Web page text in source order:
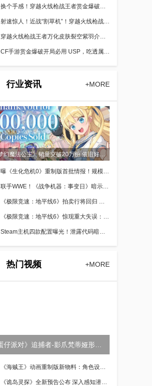
换个手感！穿越火线枪战王者赏金爆破万化设置小知识
射速惊人！近战“割草机”！穿越火线枪战王者赏金爆破P90性能实测
穿越火线枪战王者万化皮肤裂空紫羽介绍 高颜值造型一览
CF手游赏金爆破开局必用 USP，吃透属性轻松碾压对手
行业资讯 +MORE
《梦幻魔法公主》销量突破20万份 依旧好评如潮！
曝《生化危机0》重制版首批情报！规模远超原版
联手WWE！《战争机器：事变日》暗示9月发售
《极限竞速：地平线6》拍卖行将回归 玩家反应不一
《极限竞速：地平线6》惊现重大失误：预载文件未加密 玩家已提前开玩
Steam主机四款配置曝光！泄露代码暗示将启用预约排队制 或捆绑手柄销售
热门视频 +MORE
《海贼王》动画重制版新物料：角色设计稿/概念图公开
《诡岛灵探》全新预告公布 深入感知潜藏于背后的力量